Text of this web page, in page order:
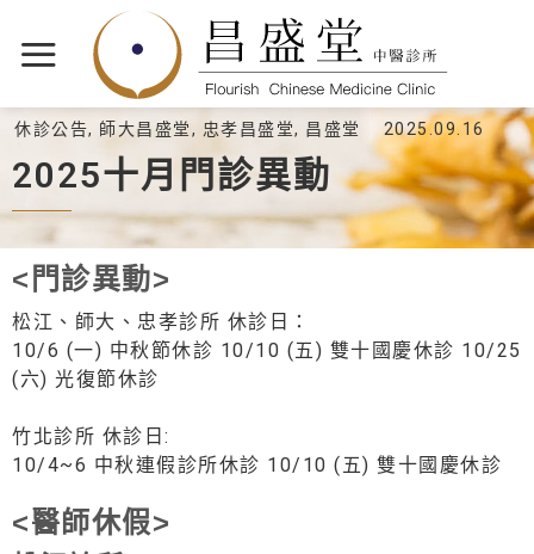
休診公告, 師大昌盛堂, 忠孝昌盛堂, 昌盛堂 2025.09.16
2025十月門診異動
<門診異動>
松江、師大、忠孝診所 休診日：
10/6 (一) 中秋節休診 10/10 (五) 雙十國慶休診 10/25
(六) 光復節休診
竹北診所 休診日:
10/4~6 中秋連假診所休診 10/10 (五) 雙十國慶休診
<醫師休假>